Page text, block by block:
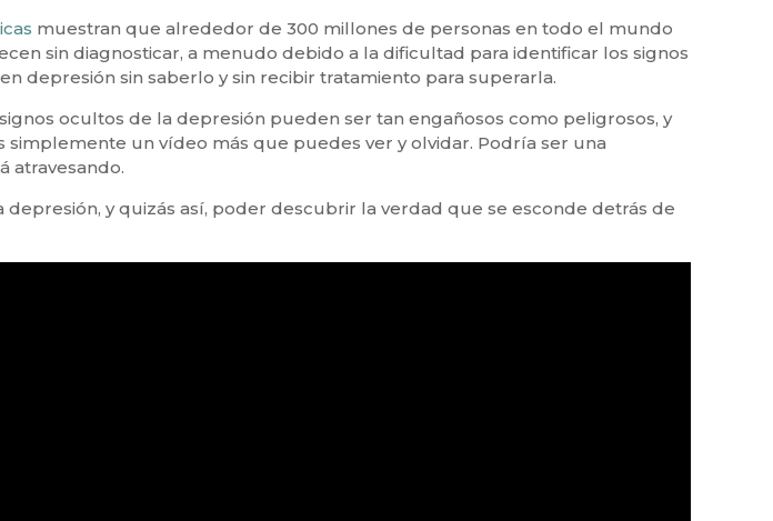
muestran que alrededor de 300 millones de personas en todo el mundo
sin diagnosticar, a menudo debido a la dificultad para identificar los signos
depresión sin saberlo y sin recibir tratamiento para superarla.
ocultos de la depresión pueden ser tan engañosos como peligrosos, y
un vídeo más que puedes ver y olvidar. Podría ser una
atravesando.
y quizás así, poder descubrir la verdad que se esconde detrás de